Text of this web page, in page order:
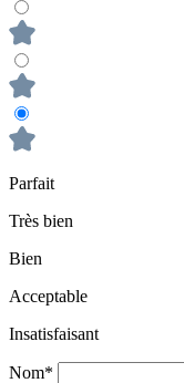
Parfait
Très bien
Bien
Acceptable
Insatisfaisant
Nom*